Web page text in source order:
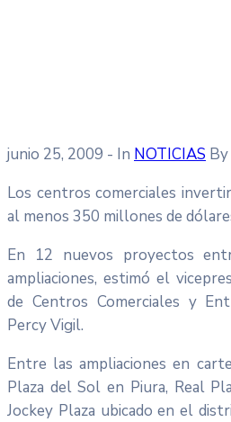
junio 25, 2009 - In NOTICIAS By
Los centros comerciales
al menos 350 millones de
En 12 nuevos proyectos
ampliaciones, estimó el
de Centros Comerciales y
Percy Vigil.
Entre las ampliaciones en
Plaza del Sol en Piura, Real
Jockey Plaza ubicado en el